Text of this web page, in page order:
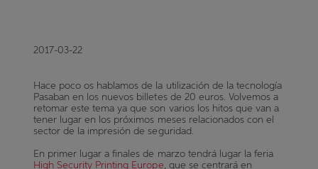
2017-03-22
Hace poco os hablamos de la utilización de la tecnología
Pasaban en los nuevos billetes de 20 euros. Volvemos a
retomar este tema ya que son varios los hitos que van a
tener lugar en los próximos meses relacionados con el
sector de la impresión de seguridad.
En primer lugar a finales de marzo tendrá lugar la feria
High Security Printing Europe, que se centrará en